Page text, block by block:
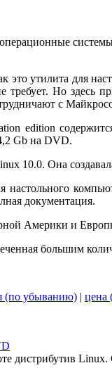
это утилита для
требует. Но здесь
с
edition
Gb на DVD.
10.0. Она
настольного
документация.
Америки и
большим
(по убыванию) | цена
дистрибутив